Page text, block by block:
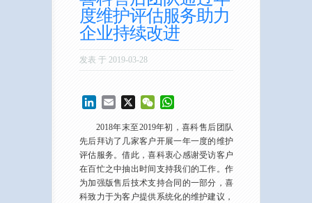
度维护评估服务助力
企业持续改进
发表 于 2019-03-28
LinkedIn
Email X WeChat
2018年末至2019年初，喜科售后团队
先后拜访了几家客户开展一年一度的维护
评估服务。借此，喜科衷心感谢受访客户
在百忙之中抽出时间支持我们的工作。作
为加强版售后技术支持合同的一部分，喜
科致力于为客户提供系统化的维护建议，